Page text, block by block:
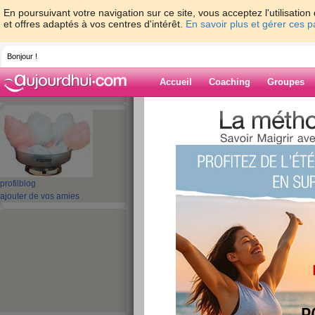
En poursuivant votre navigation sur ce site, vous acceptez
et offres adaptés à vos centres d'intérêt. En savoir plus et gérer ces
Bonjour !
Accueil Coaching Groupes
profil blog
ajouter de vos amies
>
Blog de kyleeva
‹ Préc. 1 2 3 4 5
bientot le week-
publié le 30/11/2007 à 14:23